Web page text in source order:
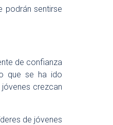
podrán sentirse
de confianza
que se ha ido
crezcan
de jóvenes